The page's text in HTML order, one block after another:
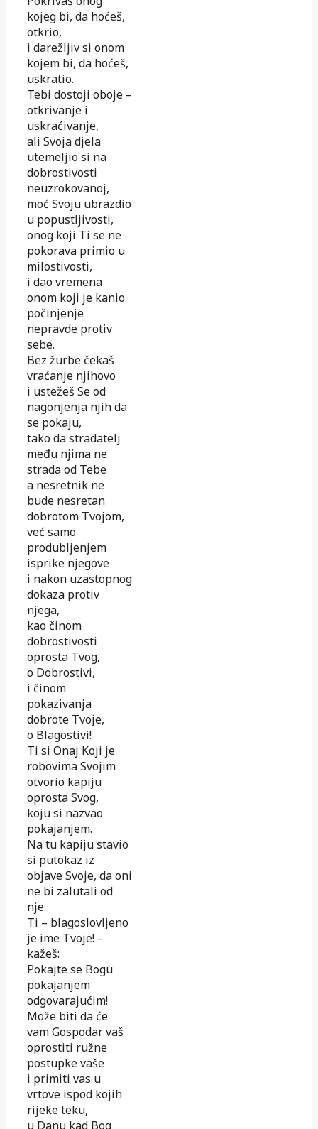
kojeg bi, da hoćeš,
otkrio,
i darežljiv si onom
kojem bi, da hoćeš,
uskratio.
Tebi dostoji oboje –
otkrivanje i
uskraćivanje,
ali Svoja djela
utemeljio si na
dobrostivosti
neuzrokovanoj,
moć Svoju ubrazdio
u popustljivosti,
onog koji Ti se ne
pokorava primio u
milostivosti,
i dao vremena
onom koji je kanio
počinjenje
nepravde protiv
sebe.
Bez žurbe čekaš
vraćanje njihovo
i ustežeš Se od
nagonjenja njih da
se pokaju,
tako da stradatelj
među njima ne
strada od Tebe
a nesretnik ne
bude nesretan
dobrotom Tvojom,
već samo
produbljenjem
isprike njegove
i nakon uzastopnog
dokaza protiv
njega,
kao činom
dobrostivosti
oprosta Tvog,
o Dobrostivi,
i činom
pokazivanja
dobrote Tvoje,
o Blagostivi!
Ti si Onaj Koji je
robovima Svojim
otvorio kapiju
oprosta Svog,
koju si nazvao
pokajanjem.
Na tu kapiju stavio
si putokaz iz
objave Svoje, da oni
ne bi zalutali od
nje.
Ti – blagoslovljeno
je ime Tvoje! –
kažeš:
Pokajte se Bogu
pokajanjem
odgovarajućim!
Može biti da će
vam Gospodar vaš
oprostiti ružne
postupke vaše
i primiti vas u
vrtove ispod kojih
rijeke teku,
u Danu kad Bog